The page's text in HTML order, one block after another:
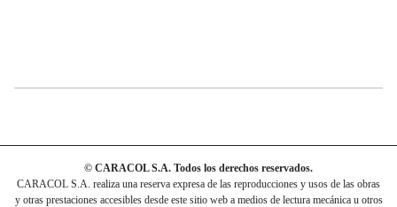
© CARACOL S.A. Todos los derechos reservados.
CARACOL S.A. realiza una reserva expresa de las reproducciones y usos de las obras
y otras prestaciones accesibles desde este sitio web a medios de lectura mecánica u otros